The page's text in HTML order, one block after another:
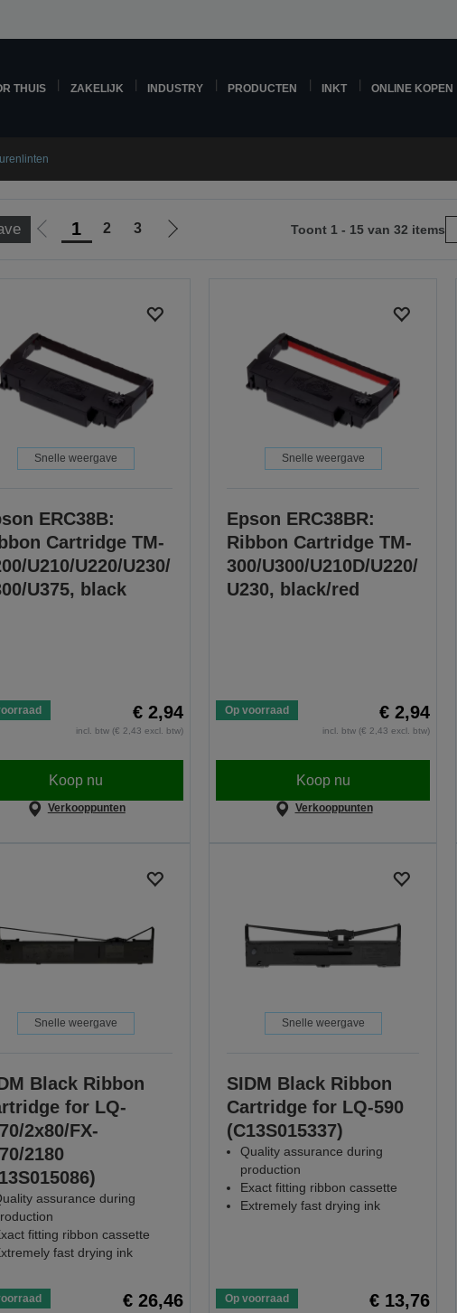
THUIS ZAKELIJK INDUSTRY PRODUCTEN INKT ONLINE KOPEN
Ga 1 2 3
Ga
Toont 1 - 15 van 32 items
Snelle weergave
ERC38B:
Cartridge TM-
U210/U220/U230/
U375, black
€ 2,94
incl. btw (€ 2,43 excl. btw)
Koop nu
Verkooppunten
Snelle weergave
Epson ERC38BR:
Ribbon Cartridge TM-
300/U300/U210D/U220/
U230, black/red
Op voorraad € 2,94
incl. btw (€ 2,43 excl. btw)
Koop nu
Verkooppunten
Snelle weergave
Black Ribbon
for LQ-
2x80/FX-
2180
assurance during
fitting ribbon cassette
fast drying ink
€ 26,46
Snelle weergave
SIDM Black Ribbon
Cartridge for LQ-590
(C13S015337)
Quality assurance during
production
Exact fitting ribbon cassette
Extremely fast drying ink
Op voorraad € 13,76